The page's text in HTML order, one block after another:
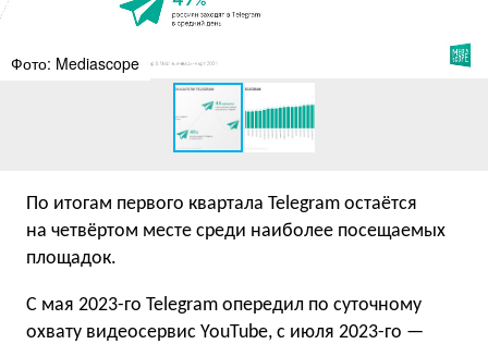
Фото: Mediascope
По итогам первого квартала Telegram остаётся
на четвёртом месте среди наиболее посещаемых
площадок.
С мая 2023-го Telegram опередил по суточному
охвату видеосервис YouTube, с июля 2023-го —